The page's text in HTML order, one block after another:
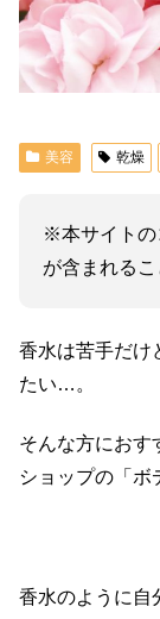
美容 乾燥
※本サイトの
が含まれるこ
香水は苦手だけ
たい…。
そんな方におす
ショップの「ボ
香水のように自